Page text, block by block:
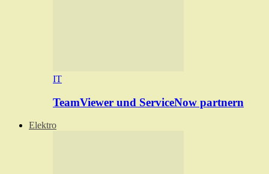
IT
TeamViewer und ServiceNow partnern
Elektro